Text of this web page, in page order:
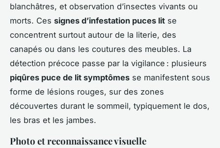
blanchâtres, et observation d’insectes vivants ou
morts. Ces signes d’infestation puces lit se
concentrent surtout autour de la literie, des
canapés ou dans les coutures des meubles. La
détection précoce passe par la vigilance : plusieurs
piqûres puce de lit symptômes se manifestent sous
forme de lésions rouges, sur des zones
découvertes durant le sommeil, typiquement le dos,
les bras et les jambes.
Photo et reconnaissance visuelle